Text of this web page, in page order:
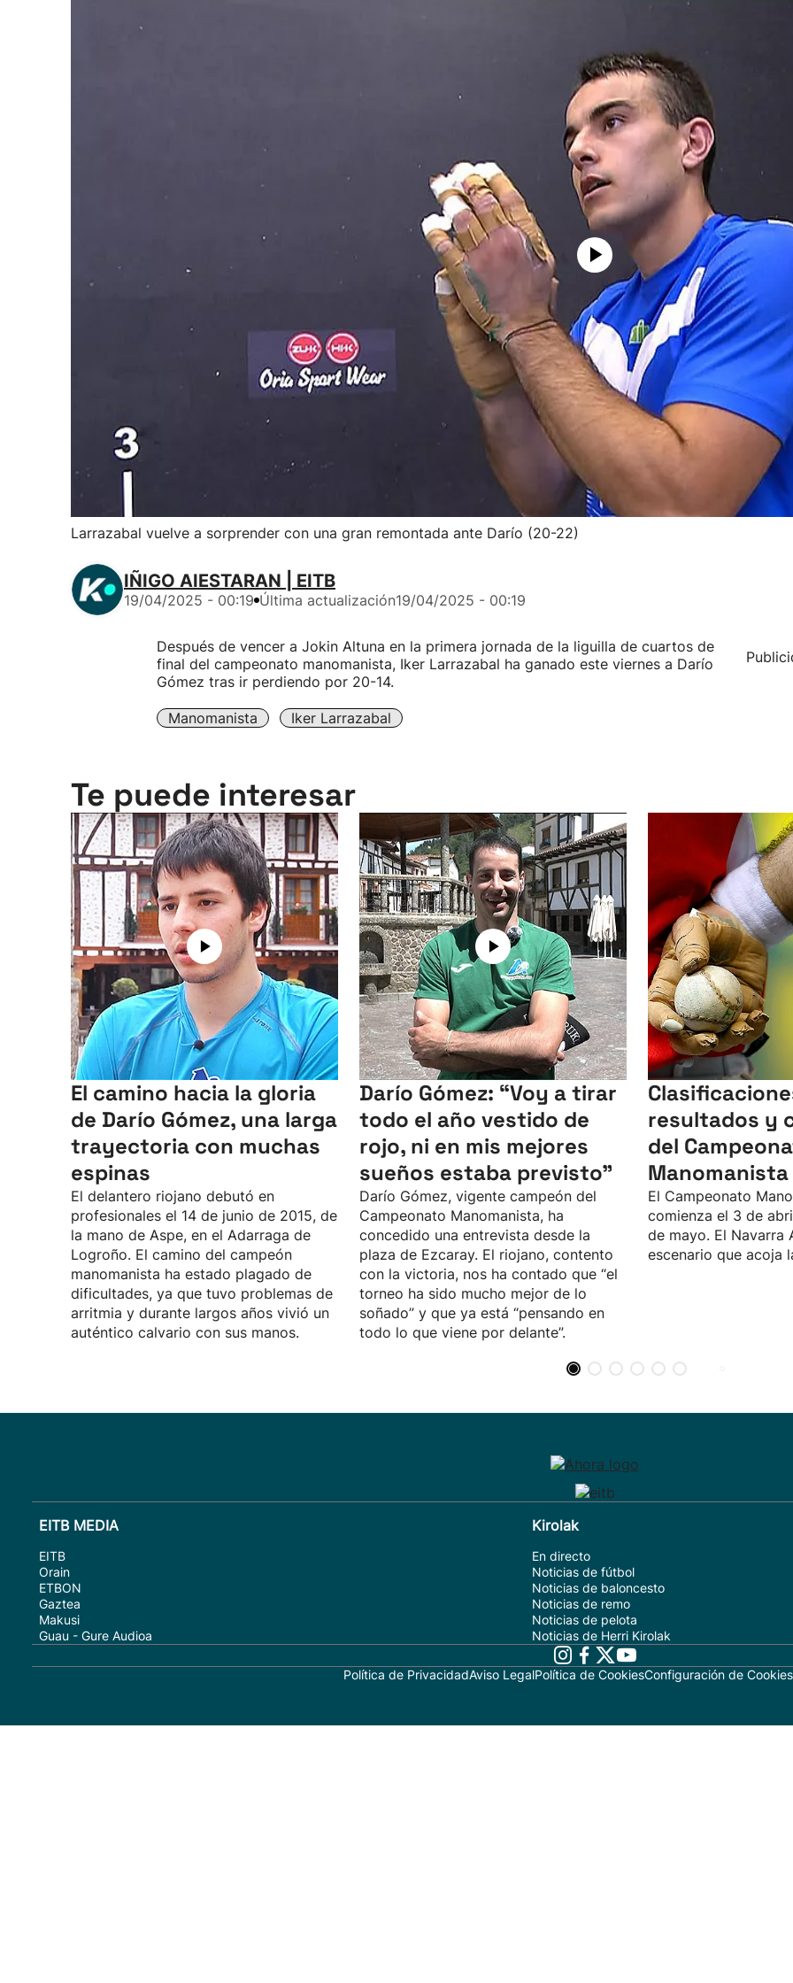
Larrazabal vuelve a sorprender con una gran remontada ante Darío (20-22)
IÑIGO AIESTARAN | EITB
19/04/2025 - 00:19 Última actualización19/04/2025 - 00:19
Después de vencer a Jokin Altuna en la primera jornada de la liguilla de cuartos de
final del campeonato manomanista, Iker Larrazabal ha ganado este viernes a Darío
Gómez tras ir perdiendo por 20-14.
Manomanista Iker Larrazabal
Te puede interesar
El camino hacia la gloria
de Darío Gómez, una larga
trayectoria con muchas
espinas
El delantero riojano debutó en
profesionales el 14 de junio de 2015, de
la mano de Aspe, en el Adarraga de
Logroño. El camino del campeón
manomanista ha estado plagado de
dificultades, ya que tuvo problemas de
arritmia y durante largos años vivió un
auténtico calvario con sus manos.
Darío Gómez: “Voy a tirar
todo el año vestido de
rojo, ni en mis mejores
sueños estaba previsto”
Darío Gómez, vigente campeón del
Campeonato Manomanista, ha
concedido una entrevista desde la
plaza de Ezcaray. El riojano, contento
con la victoria, nos ha contado que “el
torneo ha sido mucho mejor de lo
soñado” y que ya está “pensando en
todo lo que viene por delante”.
resultados y
del
El Campeonato
comienza el 3 de
de mayo. El Navarra
escenario que acoja
EITB MEDIA
EITB
Orain
ETBON
Gaztea
Makusi
Guau - Gure Audioa
Kirolak
En directo
Noticias de fútbol
Noticias de baloncesto
Noticias de remo
Noticias de pelota
Noticias de Herri Kirolak
Política de PrivacidadAviso LegalPolítica de CookiesConfiguración de Cookies